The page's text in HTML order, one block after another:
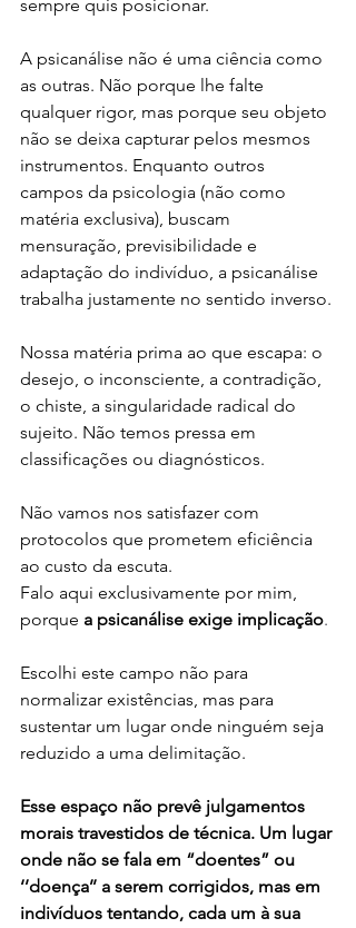
sempre quis posicionar.
A psicanálise não é uma ciência como
as outras. Não porque lhe falte
qualquer rigor, mas porque seu objeto
não se deixa capturar pelos mesmos
instrumentos. Enquanto outros
campos da psicologia (não como
matéria exclusiva), buscam
mensuração, previsibilidade e
adaptação do indivíduo, a psicanálise
trabalha justamente no sentido inverso.
Nossa matéria prima ao que escapa: o
desejo, o inconsciente, a contradição,
o chiste, a singularidade radical do
sujeito. Não temos pressa em
classificações ou diagnósticos.
Não vamos nos satisfazer com
protocolos que prometem eficiência
ao custo da escuta.
Falo aqui exclusivamente por mim,
porque a psicanálise exige implicação.
Escolhi este campo não para
normalizar existências, mas para
sustentar um lugar onde ninguém seja
reduzido a uma delimitação.
Esse espaço não prevê julgamentos
morais travestidos de técnica. Um lugar
onde não se fala em “doentes” ou
‘’doença’’ a serem corrigidos, mas em
indivíduos tentando, cada um à sua